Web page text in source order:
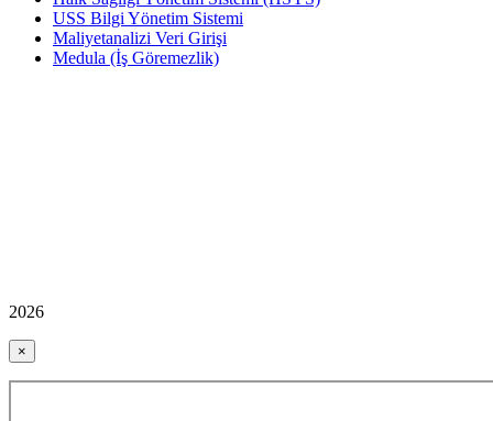
USS Bilgi Yönetim Sistemi
Maliyetanalizi Veri Girişi
Medula (İş Göremezlik)
2026
×